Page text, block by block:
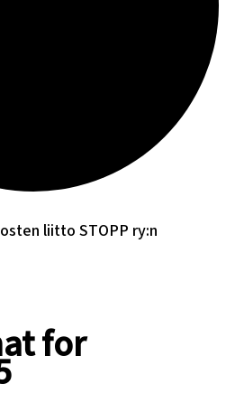
liitto STOPP ry:n
for